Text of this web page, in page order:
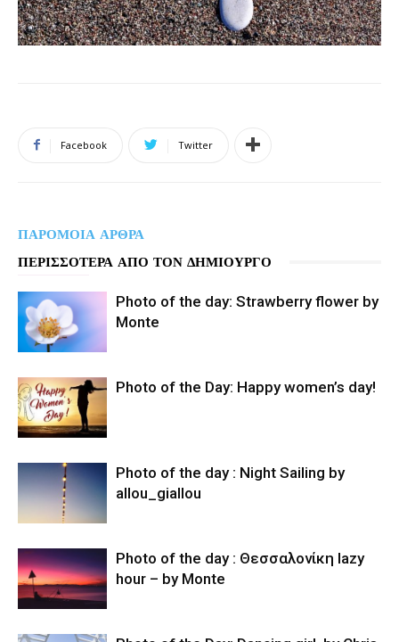
Facebook Twitter
ΠΑΡΟΜΟΙΑ ΑΡΘΡΑ
ΠΕΡΙΣΣΟΤΕΡΑ ΑΠΟ ΤΟΝ ΔΗΜΙΟΥΡΓΟ
Photo of the day: Strawberry flower by
Monte
Photo of the Day: Happy women’s day!
Photo of the day : Night Sailing by
allou_giallou
Photo of the day : Θεσσαλονίκη lazy
hour – by Monte